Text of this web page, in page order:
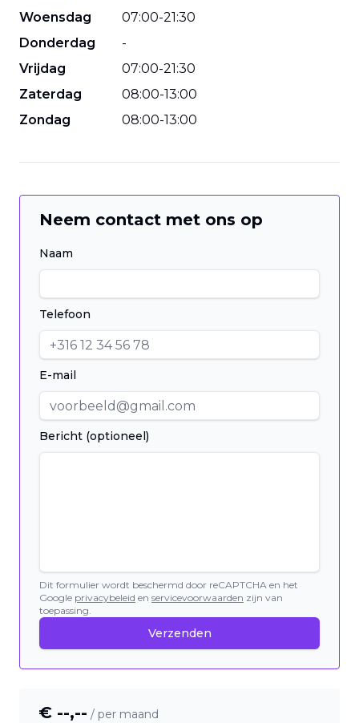
Woensdag
07:00-21:30
Donderdag
-
Vrijdag
07:00-21:30
Zaterdag
08:00-13:00
Zondag
08:00-13:00
Neem contact met ons op
Naam
Telefoon
E-mail
Bericht (optioneel)
Dit formulier wordt beschermd door reCAPTCHA en het
Google privacybeleid en servicevoorwaarden zijn van
toepassing.
Verzenden
€ --,-- / per maand